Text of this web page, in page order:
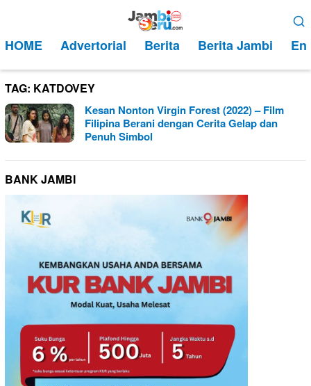
kontenMobile
HOME Advertorial Berita Berita Jambi
TAG: KATDOVEY
Kesan Nonton Virgin Forest (2022) – Film
Filipina Berani dengan Cerita Gelap dan
Penuh Simbol
BANK JAMBI